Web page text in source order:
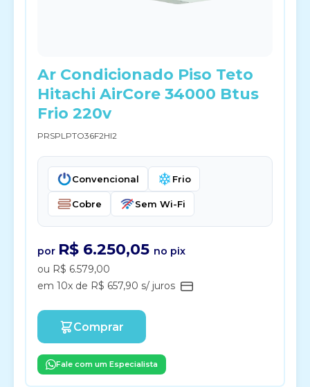
Ar Condicionado Piso Teto
Hitachi AirCore 34000 Btus
Frio 220v
PRSPLPTO36F2HI2
Convencional Frio
Cobre Sem Wi-Fi
por R$ 6.250,05 no pix
ou R$ 6.579,00
em 10x de R$ 657,90 s/ juros
Comprar
Fale com um Especialista